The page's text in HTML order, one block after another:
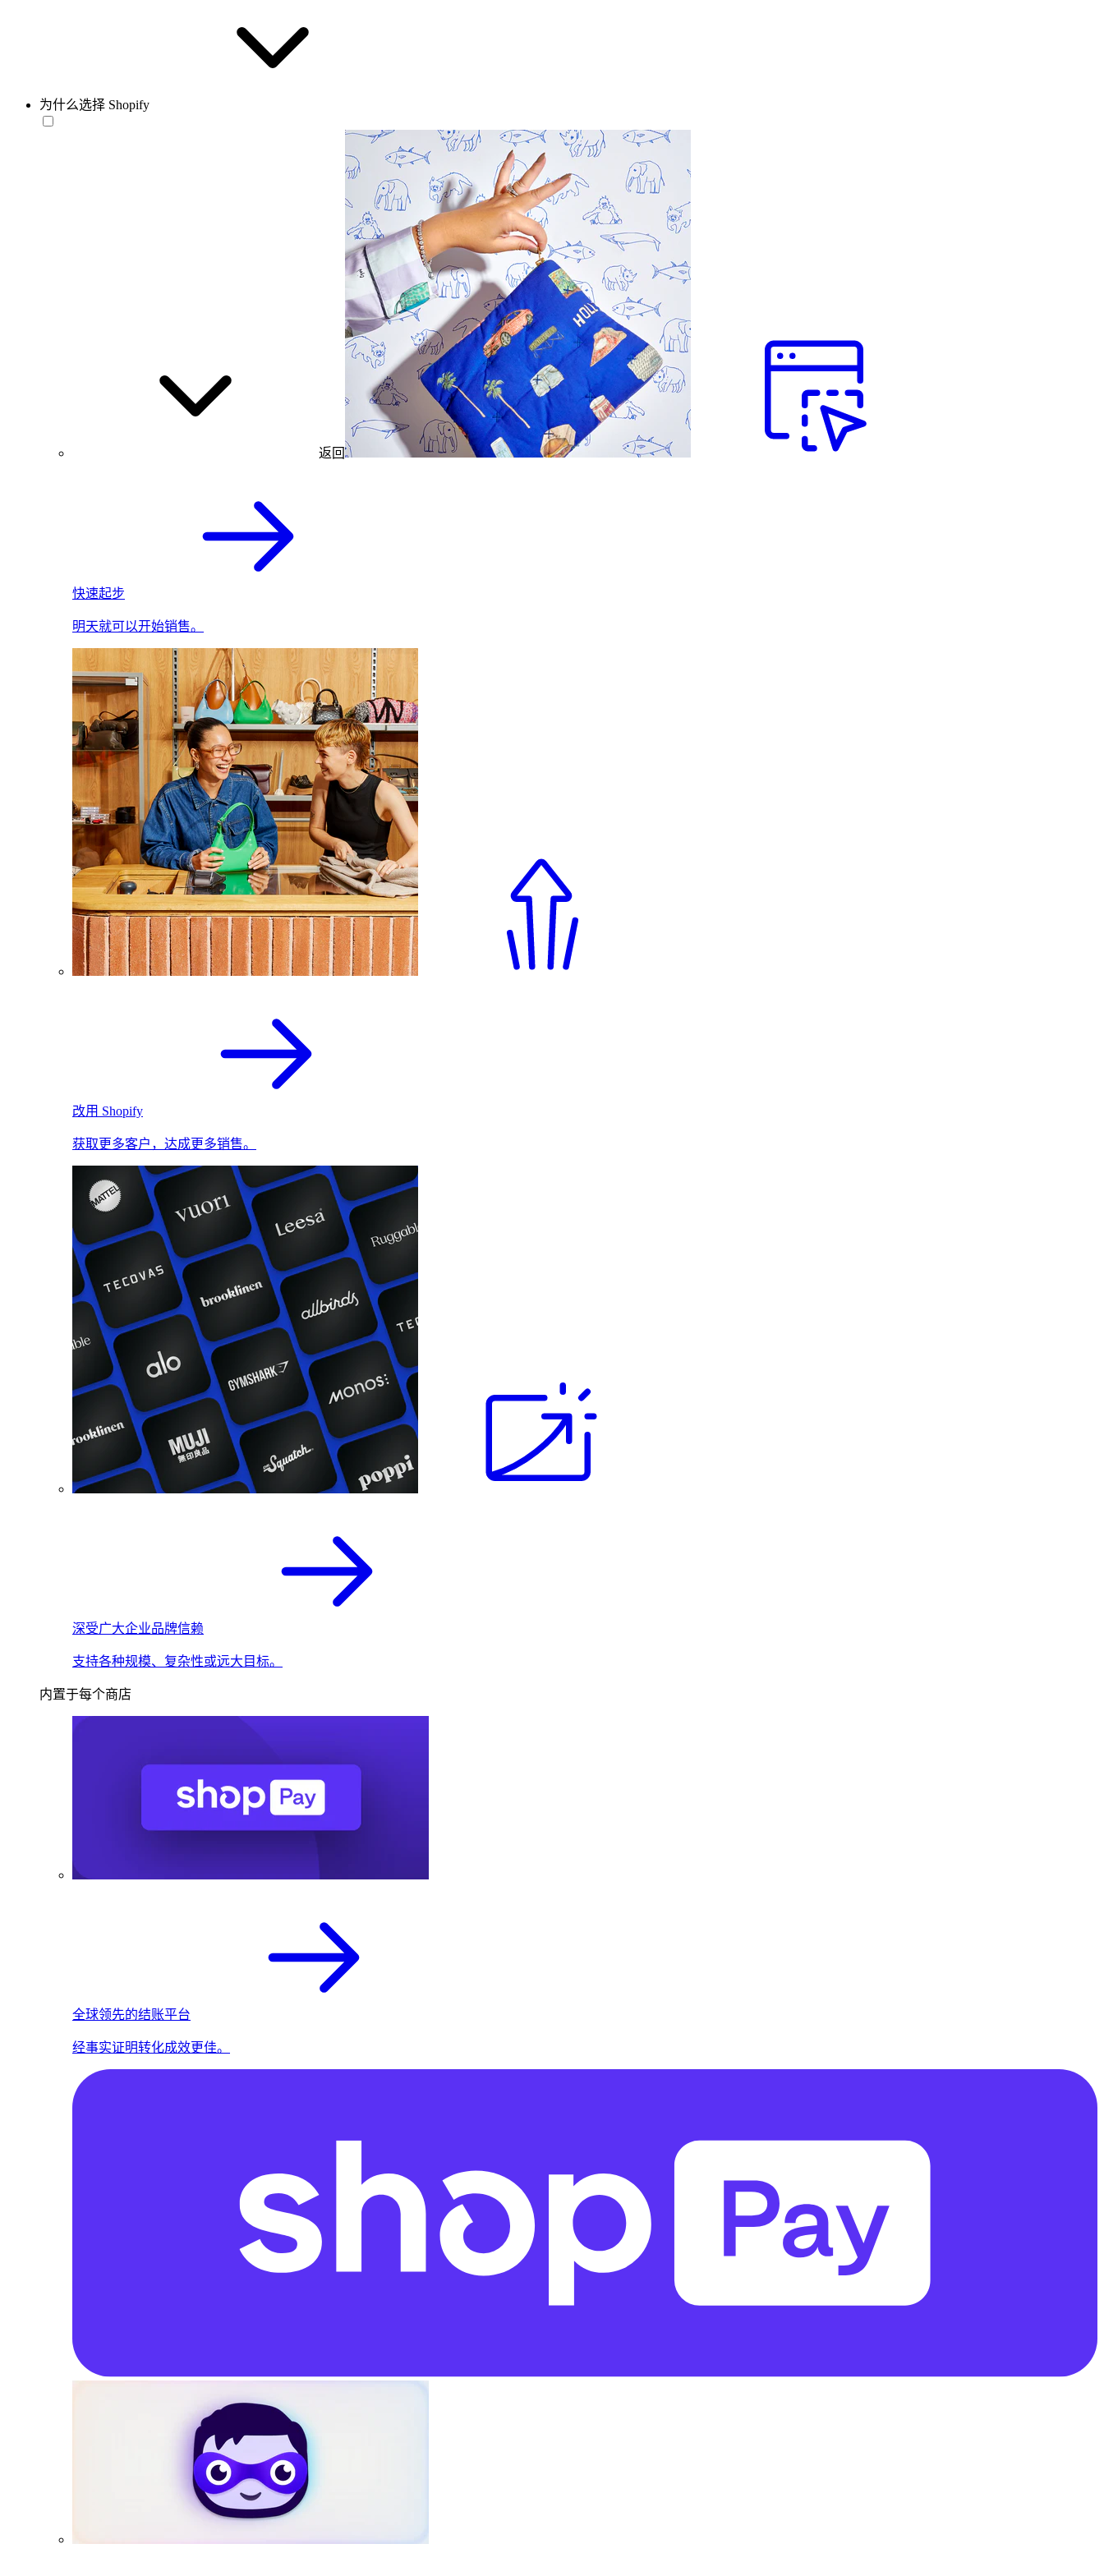
为什么选择 Shopify
返回
快速起步
明天就可以开始销售。
改用 Shopify
获取更多客户，达成更多销售。
深受广大企业品牌信赖
支持各种规模、复杂性或远大目标。
内置于每个商店
全球领先的结账平台
经事实证明转化成效更佳。